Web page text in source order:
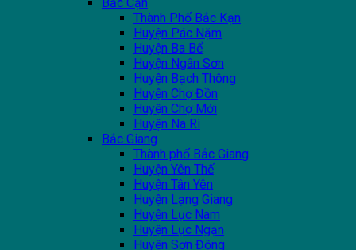
Thành Phố Bắc Kạn
Huyện Pác Nặm
Huyện Ba Bể
Huyện Ngân Sơn
Huyện Bạch Thông
Huyện Chợ Đồn
Huyện Chợ Mới
Huyện Na Rì
Bắc Giang
Thành phố Bắc Giang
Huyện Yên Thế
Huyện Tân Yên
Huyện Lạng Giang
Huyện Lục Nam
Huyện Lục Ngạn
Huyện Sơn Động